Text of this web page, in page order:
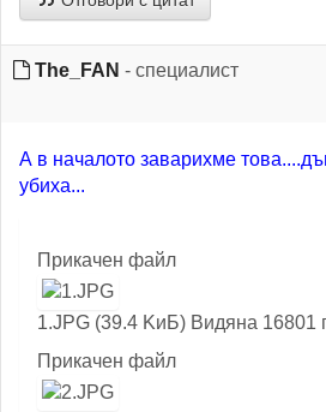
The_FAN - специалист
А в началото заварихме
убиха...
Прикачен файл
1.JPG (39.4 KиБ) Видяна 16801
Прикачен файл